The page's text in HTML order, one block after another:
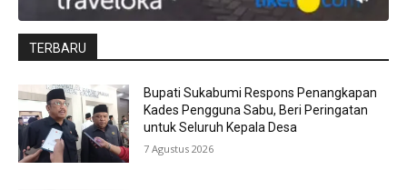
TERBARU
Bupati Sukabumi Respons Penangkapan
Kades Pengguna Sabu, Beri Peringatan
untuk Seluruh Kepala Desa
7 Agustus 2026